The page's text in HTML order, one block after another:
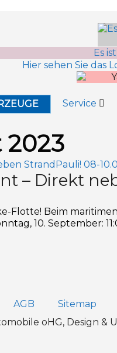
Service
– Direkt
Flotte! Beim
10. September:
AGB
Sitemap
oHG, Design &